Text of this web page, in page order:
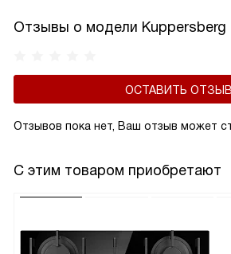
из семейства галогенов.
Отзывы о модели Kuppersberg
ОСТАВИТЬ ОТЗЫВ
Отзывов пока нет, Ваш отзыв может
С этим товаром приобретают